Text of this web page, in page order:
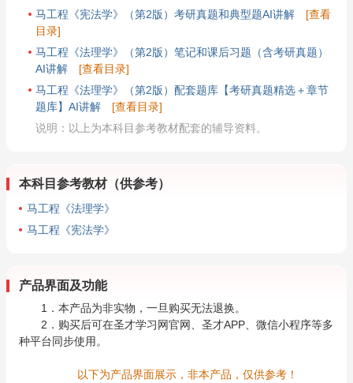
马工程《宪法学》（第2版）考研真题和典型题AI讲解
[查看
目录]
马工程《法理学》（第2版）笔记和课后习题（含考研真题）
AI讲解
[查看目录]
马工程《法理学》（第2版）配套题库【考研真题精选＋章节
题库】AI讲解
[查看目录]
说明：以上为本科目参考教材配套的辅导资料。
本科目参考教材（供参考）
马工程《法理学》
马工程《宪法学》
产品界面及功能
1．本产品为非实物，一旦购买无法退换。
2．购买后可在圣才学习网官网、圣才APP、微信小程序等多
种平台同步使用。
以下为产品界面展示，非本产品，仅供参考！